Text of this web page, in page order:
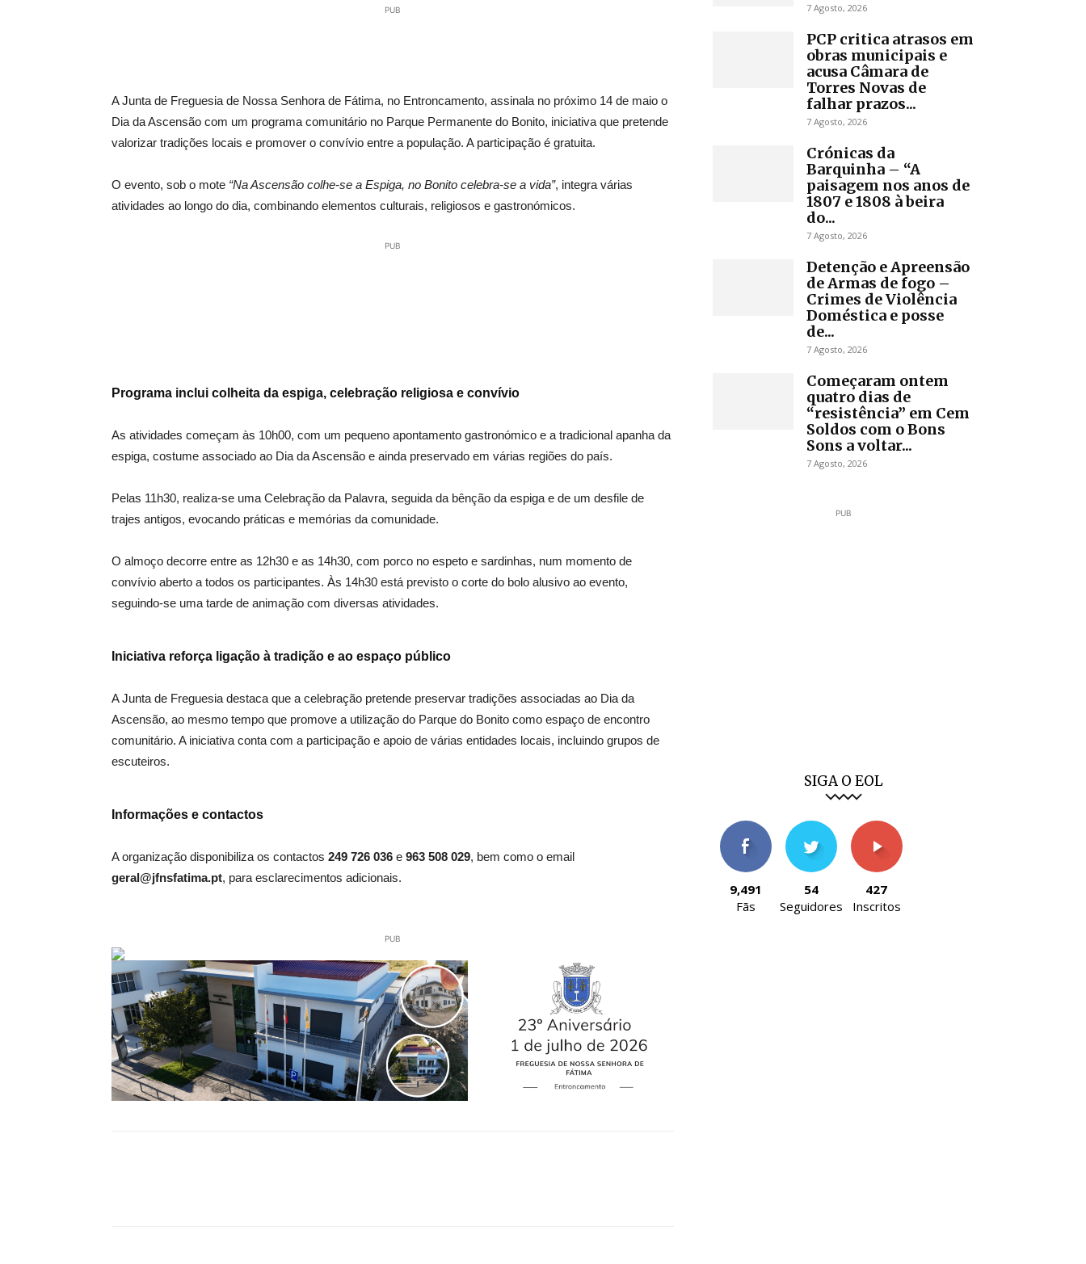
PUB
A Junta de Freguesia de Nossa Senhora de Fátima, no Entroncamento, assinala no próximo 14 de maio o
Dia da Ascensão com um programa comunitário no Parque Permanente do Bonito, iniciativa que pretende
valorizar tradições locais e promover o convívio entre a população. A participação é gratuita.
O evento, sob o mote “Na Ascensão colhe‑se a Espiga, no Bonito celebra‑se a vida”, integra várias
atividades ao longo do dia, combinando elementos culturais, religiosos e gastronómicos.
PUB
Programa inclui colheita da espiga, celebração religiosa e convívio
As atividades começam às 10h00, com um pequeno apontamento gastronómico e a tradicional apanha da
espiga, costume associado ao Dia da Ascensão e ainda preservado em várias regiões do país.
Pelas 11h30, realiza‑se uma Celebração da Palavra, seguida da bênção da espiga e de um desfile de
trajes antigos, evocando práticas e memórias da comunidade.
O almoço decorre entre as 12h30 e as 14h30, com porco no espeto e sardinhas, num momento de
convívio aberto a todos os participantes. Às 14h30 está previsto o corte do bolo alusivo ao evento,
seguindo‑se uma tarde de animação com diversas atividades.
Iniciativa reforça ligação à tradição e ao espaço público
A Junta de Freguesia destaca que a celebração pretende preservar tradições associadas ao Dia da
Ascensão, ao mesmo tempo que promove a utilização do Parque do Bonito como espaço de encontro
comunitário. A iniciativa conta com a participação e apoio de várias entidades locais, incluindo grupos de
escuteiros.
Informações e contactos
A organização disponibiliza os contactos 249 726 036 e 963 508 029, bem como o email
geral@jfnsfatima.pt, para esclarecimentos adicionais.
PUB
7 Agosto, 2026
PCP critica atrasos em
obras municipais e
acusa Câmara de
Torres Novas de
falhar prazos...
7 Agosto, 2026
Crónicas da
Barquinha – “A
paisagem nos anos de
1807 e 1808 à beira
do...
7 Agosto, 2026
Detenção e Apreensão
de Armas de fogo –
Crimes de Violência
Doméstica e posse
de...
7 Agosto, 2026
Começaram ontem
quatro dias de
“resistência” em Cem
Soldos com o Bons
Sons a voltar...
7 Agosto, 2026
PUB
SIGA O EOL
9,491
Fãs
54
Seguidores
427
Inscritos